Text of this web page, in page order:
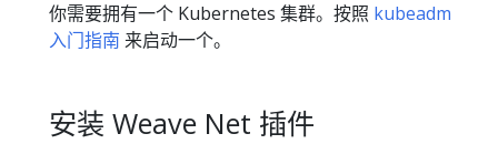
你需要拥有一个 Kubernetes 集群。按照 kubeadm
入门指南 来启动一个。
安装 Weave Net 插件